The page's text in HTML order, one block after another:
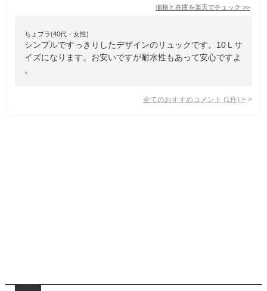
価格と在庫を楽天でチェック >>
ちょプラ(40代・女性)
シンプルですっきりしたデザインのリュックです。10Ｌサ
イズになります。お安いですが耐水性もあって安心ですよ
。
全てのおすすめコメント (1 件) >